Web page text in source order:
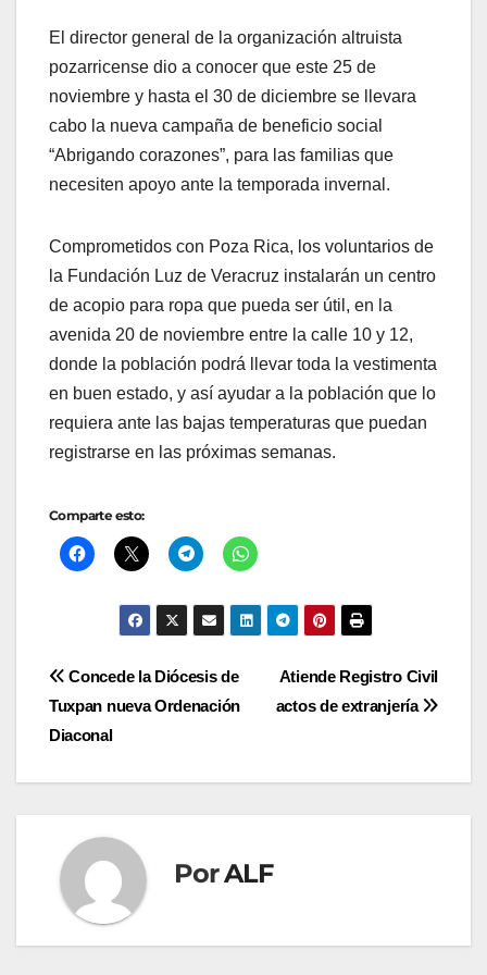
El director general de la organización altruista
pozarricense dio a conocer que este 25 de
noviembre y hasta el 30 de diciembre se llevara
cabo la nueva campaña de beneficio social
“Abrigando corazones”, para las familias que
necesiten apoyo ante la temporada invernal.
Comprometidos con Poza Rica, los voluntarios de
la Fundación Luz de Veracruz instalarán un centro
de acopio para ropa que pueda ser útil, en la
avenida 20 de noviembre entre la calle 10 y 12,
donde la población podrá llevar toda la vestimenta
en buen estado, y así ayudar a la población que lo
requiera ante las bajas temperaturas que puedan
registrarse en las próximas semanas.
Comparte esto:
Navegación
de
entradas
Atiende Registro Civil
actos de extranjería
Concede la Diócesis de
Tuxpan nueva Ordenación
Diaconal
PorALF